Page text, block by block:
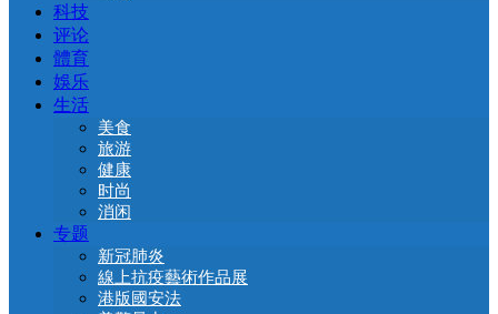
科技
评论
體育
娛乐
生活
美食
旅游
健康
时尚
消闲
专题
新冠肺炎
線上抗疫藝術作品展
港版國安法